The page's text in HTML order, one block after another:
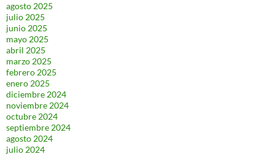
agosto 2025
julio 2025
junio 2025
mayo 2025
abril 2025
marzo 2025
febrero 2025
enero 2025
diciembre 2024
noviembre 2024
octubre 2024
septiembre 2024
agosto 2024
julio 2024